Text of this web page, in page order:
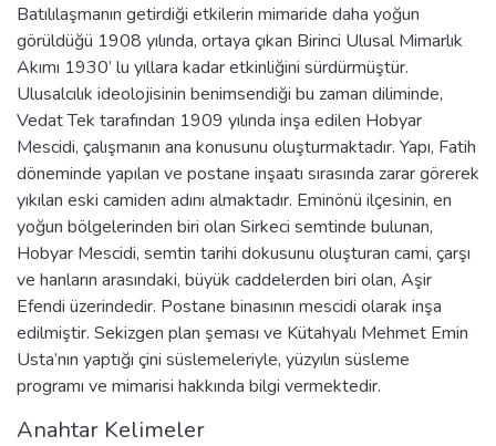
Batılılaşmanın getirdiği etkilerin mimaride daha yoğun
görüldüğü 1908 yılında, ortaya çıkan Birinci Ulusal Mimarlık
Akımı 1930’ lu yıllara kadar etkinliğini sürdürmüştür.
Ulusalcılık ideolojisinin benimsendiği bu zaman diliminde,
Vedat Tek tarafından 1909 yılında inşa edilen Hobyar
Mescidi, çalışmanın ana konusunu oluşturmaktadır. Yapı, Fatih
döneminde yapılan ve postane inşaatı sırasında zarar görerek
yıkılan eski camiden adını almaktadır. Eminönü ilçesinin, en
yoğun bölgelerinden biri olan Sirkeci semtinde bulunan,
Hobyar Mescidi, semtin tarihi dokusunu oluşturan cami, çarşı
ve hanların arasındaki, büyük caddelerden biri olan, Aşir
Efendi üzerindedir. Postane binasının mescidi olarak inşa
edilmiştir. Sekizgen plan şeması ve Kütahyalı Mehmet Emin
Usta’nın yaptığı çini süslemeleriyle, yüzyılın süsleme
programı ve mimarisi hakkında bilgi vermektedir.
Anahtar Kelimeler